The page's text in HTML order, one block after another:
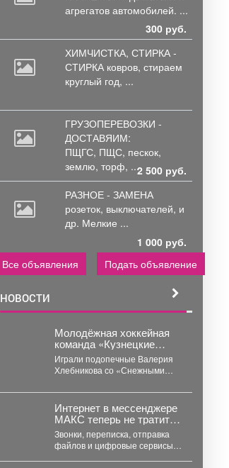
агрегатов автомобилей. ...
300 руб.
ХИМЧИСТКА, СТИРКА -
СТИРКА ковров, стираем
круглый год, ...
ГРУЗОПЕРЕВОЗКИ -
ДОСТАВЯИМ:
ПЩГС, ПЩС, пескок,
землю, торф, ...2 500 руб.
РАЗНОЕ - ЗАМЕНА
розеток, выключателей, и
др. Мелкие ...
1 000 руб.
Все объявления
Подать объявление
НОВОСТИ
Молодёжная хоккейная
команда «Кузнецкие
Медведи» с победы
стартовала на
предсезонном турнире в
Омске.
Играли подопечные Валерия
Хлебникова со «Снежными
Стартовый отрезок прошёл на
высоких...
Интернет в мессенджере
МАКС теперь не тратит
мобильный трафик.
Звонки, переписка, отправка
файлов и цифровые сервисы